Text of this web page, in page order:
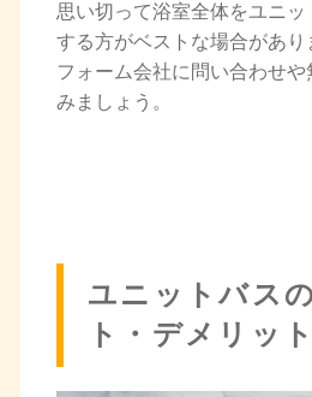
思い切って浴室全体をユニ
する方がベストな場合があり
フォーム会社に問い合わせ
みましょう。
ユニットバス
ト・デメリット